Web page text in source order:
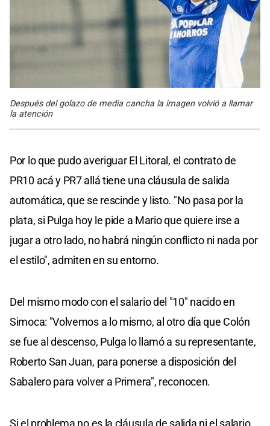
Después del golazo de media cancha la imagen volvió a llamar
la atención
Por lo que pudo averiguar El Litoral, el contrato de
PR10 acá y PR7 allá tiene una cláusula de salida
automática, que se rescinde y listo. "No pasa por la
plata, si Pulga hoy le pide a Mario que quiere irse a
jugar a otro lado, no habrá ningún conflicto ni nada por
el estilo", admiten en su entorno.
Del mismo modo con el salario del "10" nacido en
Simoca: "Volvemos a lo mismo, al otro día que Colón
se fue al descenso, Pulga lo llamó a su representante,
Roberto San Juan, para ponerse a disposición del
Sabalero para volver a Primera", reconocen.
Si el problema no es la cláusula de salida ni el salario,